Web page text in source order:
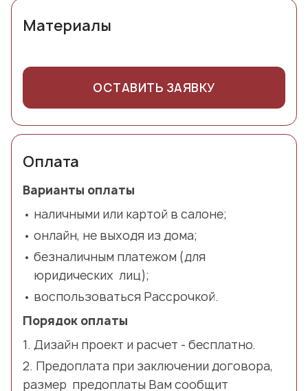
Материалы
ОСТАВИТЬ ЗАЯВКУ
Оплата
Варианты оплаты
наличными или картой в салоне;
онлайн, не выходя из дома;
безналичным платежом (для
юридических лиц);
воспользоваться Рассрочкой.
Порядок оплаты
Дизайн проект и расчет - бесплатно.
Предоплата при заключении договора,
размер предоплаты Вам сообщит